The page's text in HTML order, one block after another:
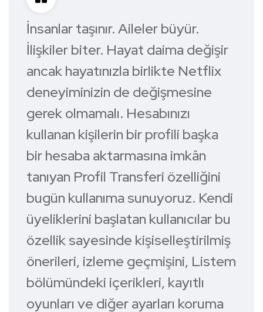
İnsanlar taşınır. Aileler büyür.
İlişkiler biter. Hayat daima değişir
ancak hayatınızla birlikte Netflix
deneyiminizin de değişmesine
gerek olmamalı. Hesabınızı
kullanan kişilerin bir profili başka
bir hesaba aktarmasına imkân
tanıyan Profil Transferi özelliğini
bugün kullanıma sunuyoruz. Kendi
üyeliklerini başlatan kullanıcılar bu
özellik sayesinde kişiselleştirilmiş
önerileri, izleme geçmişini, Listem
bölümündeki içerikleri, kayıtlı
oyunları ve diğer ayarları koruma